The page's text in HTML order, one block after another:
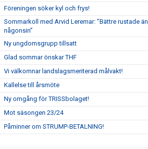
Föreningen söker kyl och frys!
Sommarkoll med Arvid Leremar: ”Bättre rustade än
någonsin”
Ny ungdomsgrupp tillsatt
Glad sommar önskar THF
Vi välkomnar landslagsmeriterad målvakt!
Kallelse till årsmöte
Ny omgång för TRISSbolaget!
Mot säsongen 23/24
Påminner om STRUMP-BETALNING!